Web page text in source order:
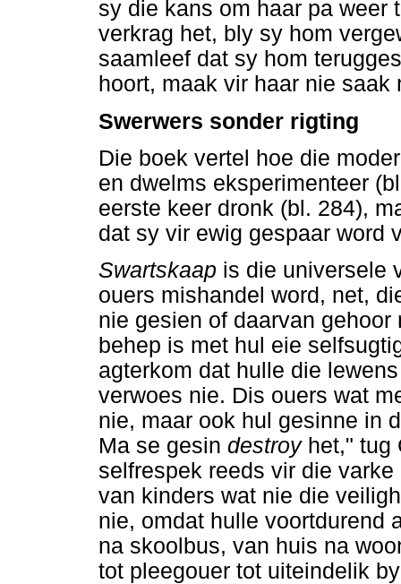
sy die kans om haar pa weer
verkrag het, bly sy hom
saamleef dat sy hom
hoort, maak vir haar nie saak
Swerwers sonder rigting
Die boek vertel hoe die
en dwelms eksperimenteer
eerste keer dronk (bl. 284),
dat sy vir ewig gespaar word
Swartskaap is die universele
ouers mishandel word, net,
nie gesien of daarvan
behep is met hul eie
agterkom dat hulle die
verwoes nie. Dis ouers wat
nie, maar ook hul gesinne in
Ma se gesin destroyhet," tug
selfrespek reeds vir die
van kinders wat nie die
nie, omdat hulle voortdurend
na skoolbus, van huis na
tot pleegouer tot uiteindelik